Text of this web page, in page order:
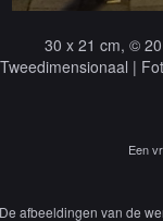
30 x 21 cm, ©
Tweedimensionaal |
Een
afbeeldingen van de